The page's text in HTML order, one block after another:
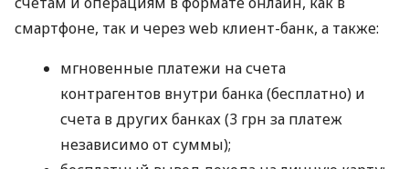
смартфоне, так и через web клиент-банк, а также:
мгновенные платежи на счета
контрагентов внутри банка (бесплатно) и
счета в других банках (3 грн за платеж
независимо от суммы);